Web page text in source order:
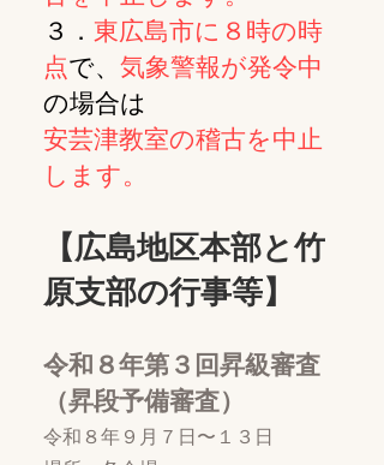
３． 東広島市に８時の時
点で、 気象警報が発令中
の場合は
安芸津教室の稽古を中止
します。
【広島地区本部と竹
原支部の行事等】
令和８年第３回昇級審査
（昇段予備審査）
令和８年９月７日〜１３日